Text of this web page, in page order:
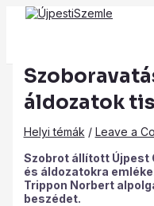
Skip
Main
Menu
áldozatok
Helyi témák / Leave a
Szobrot állított Újpest
és áldozatokra
Trippon Norbert
beszédet.
Post
navigation
Type
here..
Name*
Email*
Website